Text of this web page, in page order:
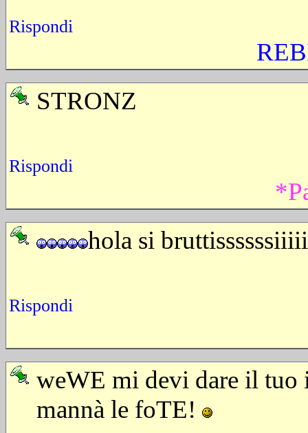
Rispondi
STRONZ
Rispondi
hola si
Rispondi
weWE mi devi dare il tuo
mannà le foTE!